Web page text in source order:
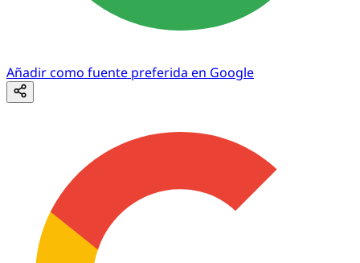
Añadir como fuente preferida en Google